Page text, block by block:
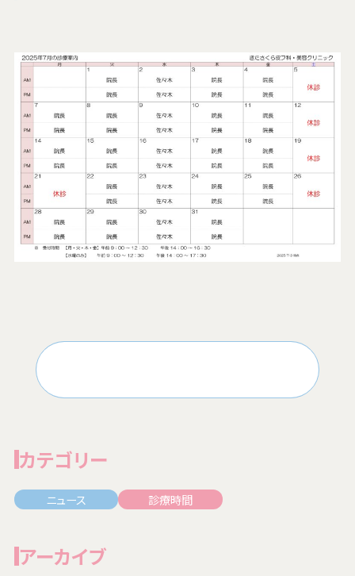
カテゴリー
ニュース 診療時間
アーカイブ